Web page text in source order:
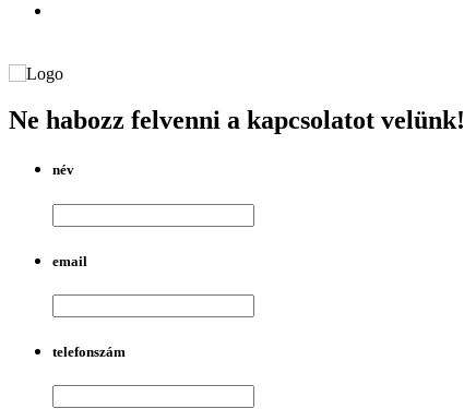
Ne habozz felvenni a kapcsolatot velünk!
név
email
telefonszám